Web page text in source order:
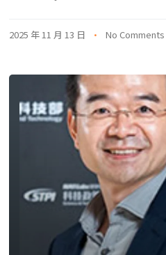
2025 年 11 月 13 日 No Comments